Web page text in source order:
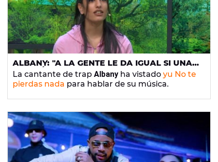
ALBANY: "A LA GENTE LE DA IGUAL SI UNA
CANCIÓN ES MACHISTA, LA SIGUEN
ESCUCHANDO"
La cantante de trap Albany ha vistado yu No te
pierdas nada para hablar de su música.